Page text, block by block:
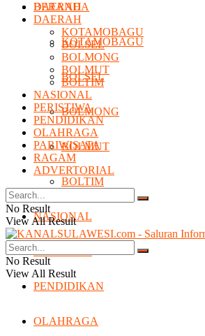
DAERAH
KOTAMOBAGU
BOLSEL
BOLMONG
BOLMUT
BOLTIM
NASIONAL
PERISTIWA
PENDIDIKAN
OLAHRAGA
BERANDA
DAERAH
KOTAMOBAGU
BOLSEL
BOLMONG
BOLMUT
BOLTIM
NASIONAL
PERISTIWA
PENDIDIKAN
OLAHRAGA
PARIWISATA
RAGAM
ADVERTORIAL
No Result
View All Result
No Result
View All Result